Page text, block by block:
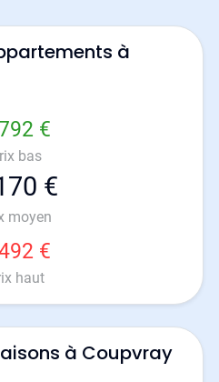
à
€
bas
€
moyen
€
haut
à Coupvray